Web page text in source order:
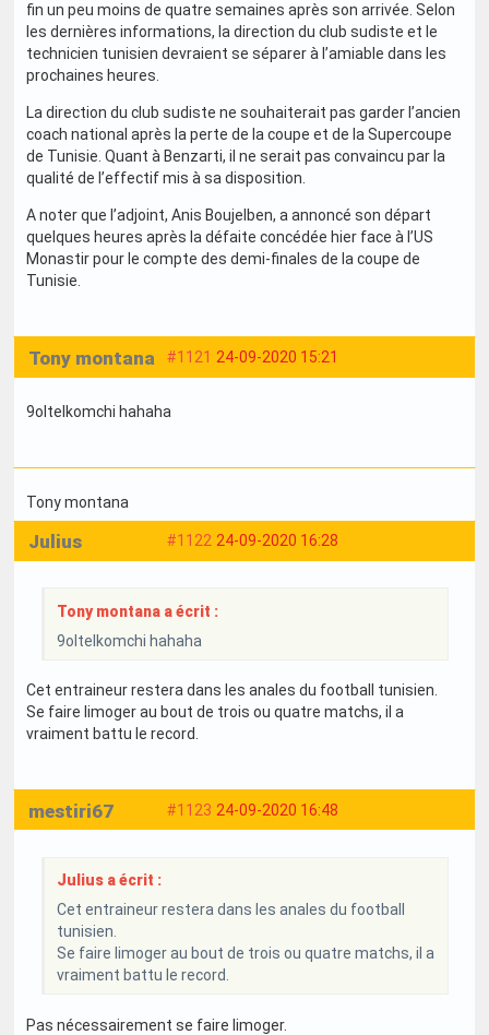
fin un peu moins de quatre semaines après son arrivée. Selon
les dernières informations, la direction du club sudiste et le
technicien tunisien devraient se séparer à l’amiable dans les
prochaines heures.
La direction du club sudiste ne souhaiterait pas garder l’ancien
coach national après la perte de la coupe et de la Supercoupe
de Tunisie. Quant à Benzarti, il ne serait pas convaincu par la
qualité de l’effectif mis à sa disposition.
A noter que l’adjoint, Anis Boujelben, a annoncé son départ
quelques heures après la défaite concédée hier face à l’US
Monastir pour le compte des demi-finales de la coupe de
Tunisie.
#1121 24-09-2020 15:21
Tony montana
9oltelkomchi hahaha
Tony montana
#1122 24-09-2020 16:28
Julius
Tony montana a écrit :
9oltelkomchi hahaha
Cet entraineur restera dans les anales du football tunisien.
Se faire limoger au bout de trois ou quatre matchs, il a
vraiment battu le record.
#1123 24-09-2020 16:48
mestiri67
Julius a écrit :
Cet entraineur restera dans les anales du football
tunisien.
Se faire limoger au bout de trois ou quatre matchs, il a
vraiment battu le record.
Pas nécessairement se faire limoger.